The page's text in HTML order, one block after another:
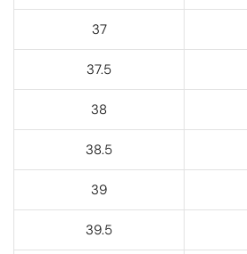
37
37.5
38
38.5
39
39.5